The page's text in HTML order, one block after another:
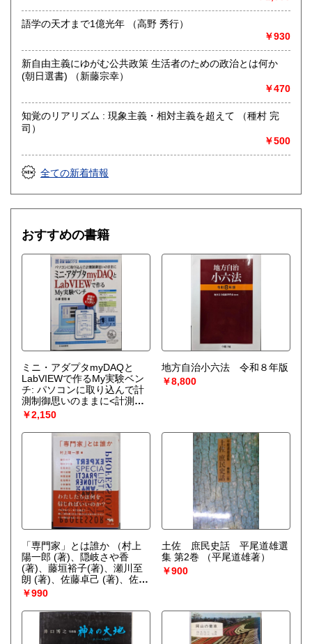
語学の天才まで1億光年 （高野 秀行）
￥930
新自由主義にゆがむ公共政策 生活者のための政治とは何か
(朝日選書) （新藤宗幸）
￥470
知覚のリアリズム : 現象主義・相対主義を超えて （種村 完
司）
￥500
全ての新着情報
おすすめの書籍
ミニ・アダプタmyDAQと
LabVIEWで作るMy実験ベン
チ: パソコンに取り込んで計
測制御思いのままに<計測・
制御シリーズ>
￥2,150
地方自治小六法 令和８年版
￥8,800
「専門家」とは誰か
（村上
陽一郎 (著)、隠岐さや香
(著)、藤垣裕子(著)、瀬川至
朗 (著)、佐藤卓己 (著)、佐伯
順子(著)、神里達博 (著)、小
￥990
土佐 庶民史話 平尾道雄選
集 第2巻
（平尾道雄著）
￥900